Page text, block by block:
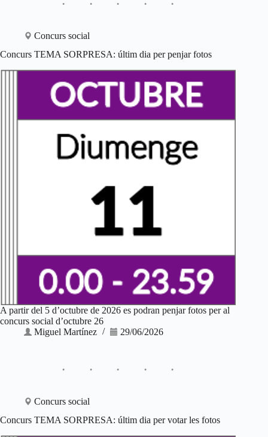
Concurs social
Concurs TEMA SORPRESA: últim dia per penjar fotos
A partir del 5 d’octubre de 2026 es podran penjar fotos per al
concurs social d’octubre 26
Miguel Martínez
29/06/2026
Concurs social
Concurs TEMA SORPRESA: últim dia per votar les fotos